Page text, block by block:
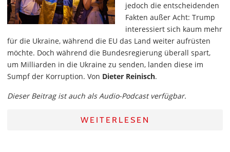
jedoch die entscheidenden
Fakten außer Acht: Trump
interessiert sich kaum mehr
für die Ukraine, während die EU das Land weiter aufrüsten
möchte. Doch während die Bundesregierung überall spart,
um Milliarden in die Ukraine zu senden, landen diese im
Sumpf der Korruption. Von Dieter Reinisch.
Dieser Beitrag ist auch als Audio-Podcast verfügbar.
WEITERLESEN